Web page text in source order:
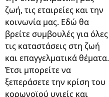
ζωή, τις εταιρείες και την
κοινωνία μας. Εδώ θα
βρείτε συμβουλές για όλες
τις καταστάσεις στη ζωή
και επαγγελματικά θέματα.
Έτσι μπορείτε να
ξεπεράσετε την κρίση του
κορωνοϊού υγιείς και